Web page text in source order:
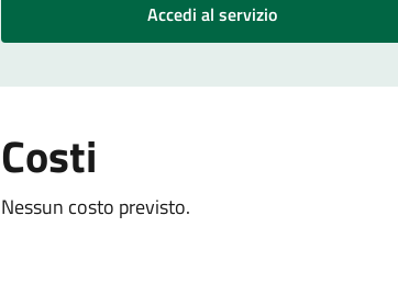
Accedi al servizio
Costi
Nessun costo previsto.